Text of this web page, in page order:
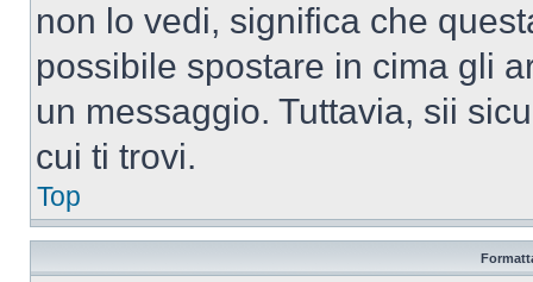
non lo vedi, significa che
possibile spostare in cima gli
un messaggio. Tuttavia, sii
cui ti trovi.
Top